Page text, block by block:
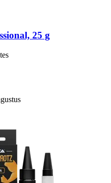
25 g